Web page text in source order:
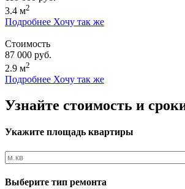
3.4 м2
Подробнее Хочу так же
Стоимость
87 000 руб.
2.9 м2
Подробнее Хочу так же
Узнайте стоимость и
Укажите площадь квартиры
Выберите тип ремонта